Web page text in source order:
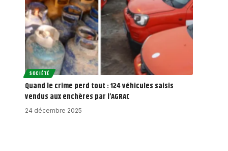
SOCIÉTÉ
Quand le crime perd tout : 124 véhicules saisis
vendus aux enchères par l’AGRAC
24 décembre 2025